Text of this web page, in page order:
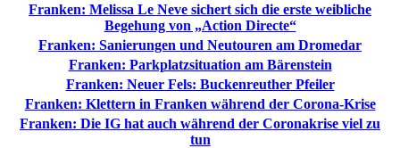
Franken: Melissa Le Neve sichert sich die erste weibliche
Begehung von „Action Directe“
Franken: Sanierungen und Neutouren am Dromedar
Franken: Parkplatzsituation am Bärenstein
Franken: Neuer Fels: Buckenreuther Pfeiler
Franken: Klettern in Franken während der Corona-Krise
Franken: Die IG hat auch während der Coronakrise viel zu
tun